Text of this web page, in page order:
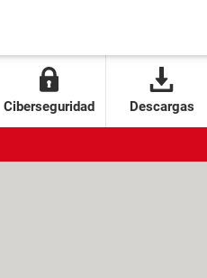
Ciberseguridad Descargas